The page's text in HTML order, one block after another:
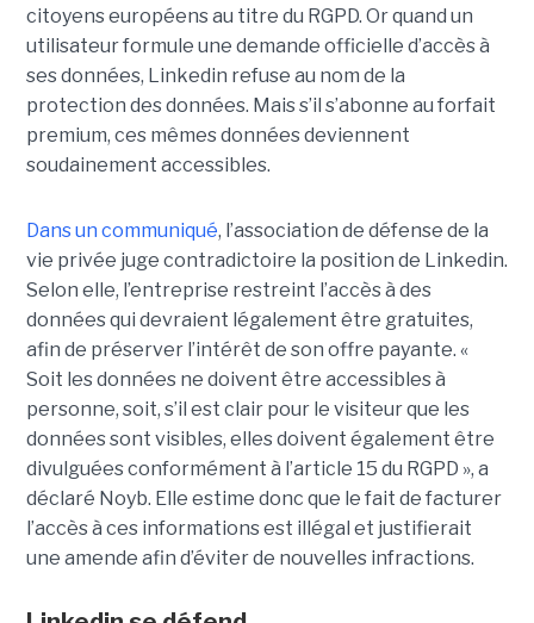
citoyens européens au titre du RGPD. Or quand un
utilisateur formule une demande officielle d’accès à
ses données, Linkedin refuse au nom de la
protection des données. Mais s’il s’abonne au forfait
premium, ces mêmes données deviennent
soudainement accessibles.
Dans un communiqué, l’association de défense de la
vie privée juge contradictoire la position de Linkedin.
Selon elle, l’entreprise restreint l’accès à des
données qui devraient légalement être gratuites,
afin de préserver l’intérêt de son offre payante. «
Soit les données ne doivent être accessibles à
personne, soit, s’il est clair pour le visiteur que les
données sont visibles, elles doivent également être
divulguées conformément à l’article 15 du RGPD », a
déclaré Noyb. Elle estime donc que le fait de facturer
l’accès à ces informations est illégal et justifierait
une amende afin d’éviter de nouvelles infractions.